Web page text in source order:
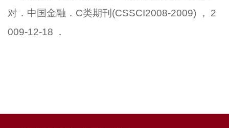
对．中国金融． C类期刊 (CSSCI2008-2009) ，
2
009-12-18
．